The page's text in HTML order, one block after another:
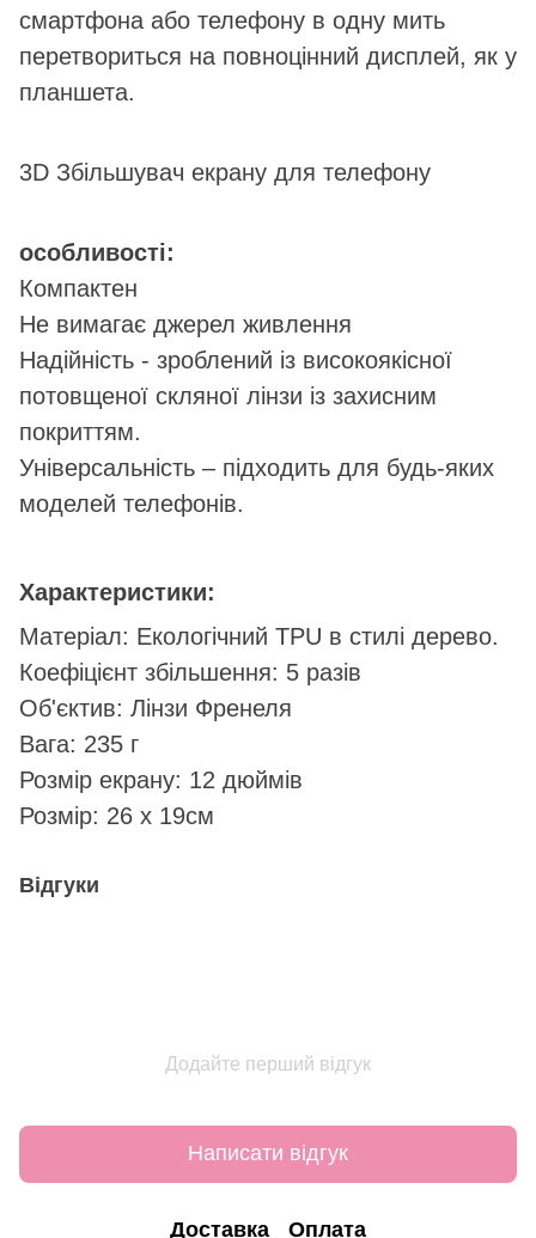
смартфона або телефону в одну мить
перетвориться на повноцінний дисплей, як у
планшета.
3D Збільшувач екрану для телефону
особливості:
Компактен
Не вимагає джерел живлення
Надійність - зроблений із високоякісної
потовщеної скляної лінзи із захисним
покриттям.
Універсальність – підходить для будь-яких
моделей телефонів.
Характеристики:
Матеріал: Екологічний TPU в стилі дерево.
Коефіцієнт збільшення: 5 разів
Об'єктив: Лінзи Френеля
Вага: 235 г
Розмір екрану: 12 дюймів
Розмір: 26 х 19см
Відгуки
Додайте перший відгук
Написати відгук
Доставка Оплата